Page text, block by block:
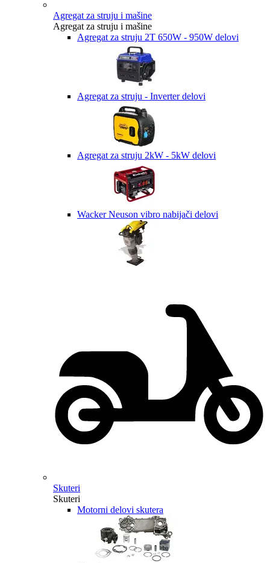
Agregat za struju i mašine
Agregat za struju i mašine
Agregat za struju 2T 650W - 950W delovi
Agregat za struju - Inverter delovi
Agregat za struju 2kW - 5kW delovi
Wacker Neuson vibro nabijači delovi
Skuteri
Skuteri
Motorni delovi skutera